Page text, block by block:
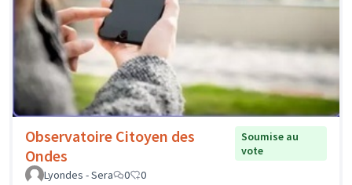
Observatoire Citoyen des
Ondes
Soumise au
vote
Lyondes - Sera
0 0